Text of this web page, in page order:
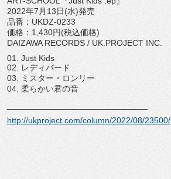
2022年7月13日(水)発売
品番：UKDZ-0233
価格：1,430円(税込価格)
DAIZAWA RECORDS / UK.PROJECT INC.
01. Just Kids
02. レディバード
03. ミスター・ロンリー
04. 柔らかい君の音
http://ukproject.com/column/2022/08/23500/